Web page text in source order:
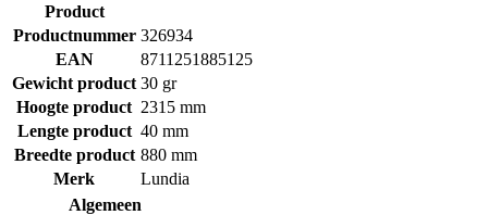
Product
Productnummer 326934
EAN
8711251885125
Gewicht product 30 gr
Hoogte product 2315 mm
Lengte product 40 mm
Breedte product 880 mm
Merk
Lundia
Algemeen